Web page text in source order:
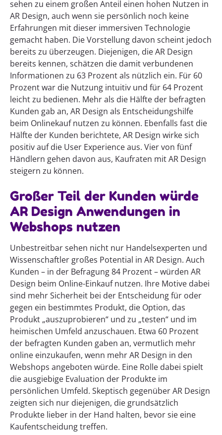
sehen zu einem großen Anteil einen hohen Nutzen in
AR Design, auch wenn sie persönlich noch keine
Erfahrungen mit dieser immersiven Technologie
gemacht haben. Die Vorstellung davon scheint jedoch
bereits zu überzeugen. Diejenigen, die AR Design
bereits kennen, schätzen die damit verbundenen
Informationen zu 63 Prozent als nützlich ein. Für 60
Prozent war die Nutzung intuitiv und für 64 Prozent
leicht zu bedienen. Mehr als die Hälfte der befragten
Kunden gab an, AR Design als Entscheidungshilfe
beim Onlinekauf nutzen zu können. Ebenfalls fast die
Hälfte der Kunden berichtete, AR Design wirke sich
positiv auf die User Experience aus. Vier von fünf
Händlern gehen davon aus, Kaufraten mit AR Design
steigern zu können.
Großer Teil der Kunden würde
AR Design Anwendungen in
Webshops nutzen
Unbestreitbar sehen nicht nur Handelsexperten und
Wissenschaftler großes Potential in AR Design. Auch
Kunden – in der Befragung 84 Prozent – würden AR
Design beim Online-Einkauf nutzen. Ihre Motive dabei
sind mehr Sicherheit bei der Entscheidung für oder
gegen ein bestimmtes Produkt, die Option, das
Produkt „auszuprobieren“ und zu „testen“ und im
heimischen Umfeld anzuschauen. Etwa 60 Prozent
der befragten Kunden gaben an, vermutlich mehr
online einzukaufen, wenn mehr AR Design in den
Webshops angeboten würde. Eine Rolle dabei spielt
die ausgiebige Evaluation der Produkte im
persönlichen Umfeld. Skeptisch gegenüber AR Design
zeigten sich nur diejenigen, die grundsätzlich
Produkte lieber in der Hand halten, bevor sie eine
Kaufentscheidung treffen.